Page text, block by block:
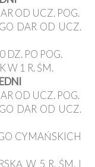
OD UCZ. POG.
DAR OD UCZ.
DZ. PO POG.
W 1 R. ŚM.
OD UCZ. POG.
DAR OD UCZ.
CYMAŃSKICH
W 5 R. ŚM. I